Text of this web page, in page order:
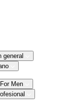
general
Men